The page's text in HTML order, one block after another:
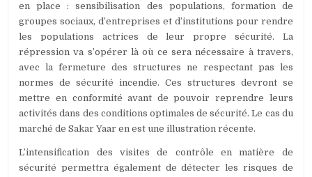
en place : sensibilisation des populations, formation de
groupes sociaux, d’entreprises et d’institutions pour rendre
les populations actrices de leur propre sécurité. La
répression va s’opérer là où ce sera nécessaire à travers,
avec la fermeture des structures ne respectant pas les
normes de sécurité incendie. Ces structures devront se
mettre en conformité avant de pouvoir reprendre leurs
activités dans des conditions optimales de sécurité. Le cas du
marché de Sakar Yaar en est une illustration récente.
L’intensification des visites de contrôle en matière de
sécurité permettra également de détecter les risques de